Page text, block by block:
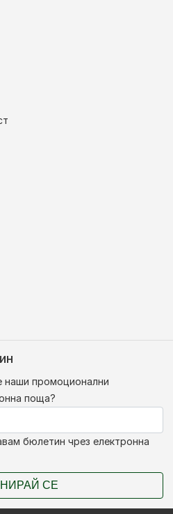
наши промоционални
поща?
бюлетин чрез електронна
СЕ